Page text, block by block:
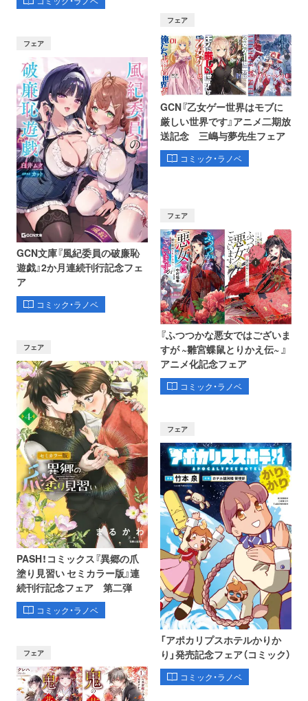
フェア
GCN文庫『風紀委員の破廉恥
遊戯』2か月連続刊行記念フェ
ア
コミック・ラノベ
フェア
GCN『乙女ゲー世界はモブに
厳しい世界です』アニメ二期放
送記念 三嶋与夢先生フェア
コミック・ラノベ
フェア
PASH！コミックス『異郷の爪
塗り見習い セミカラー版』連
続刊行記念フェア 第二弾
コミック・ラノベ
フェア
『ふつつかな悪女ではございま
すが ~雛宮蝶鼠とりかえ伝~ 』
アニメ化記念フェア
コミック・ラノベ
フェア
フェア
「アポカリプスホテルかりか
り」発売記念フェア（コミック）
コミック・ラノベ